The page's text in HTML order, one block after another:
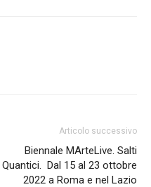
Articolo successivo
Biennale MArteLive. Salti
Quantici. Dal 15 al 23 ottobre
2022 a Roma e nel Lazio